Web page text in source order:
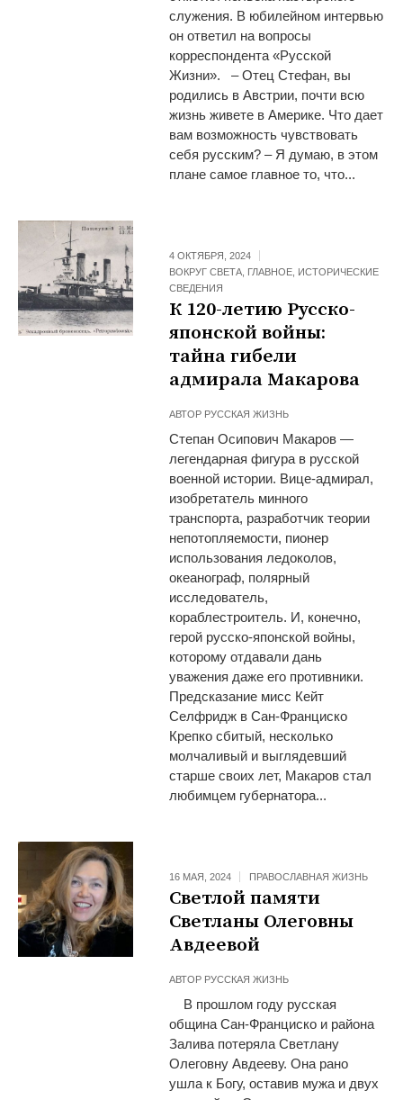
служения. В юбилейном интервью
он ответил на вопросы
корреспондента «Русской
Жизни». – Отец Стефан, вы
родились в Австрии, почти всю
жизнь живете в Америке. Что дает
вам возможность чувствовать
себя русским? – Я думаю, в этом
плане самое главное то, что...
4 ОКТЯБРЯ, 2024
ВОКРУГ СВЕТА ГЛАВНОЕ ИСТОРИЧЕСКИЕ
СВЕДЕНИЯ
К 120-летию Русско-
японской войны:
тайна гибели
адмирала Макарова
АВТОР РУССКАЯ ЖИЗНЬ
Степан Осипович Макаров —
легендарная фигура в русской
военной истории. Вице-адмирал,
изобретатель минного
транспорта, разработчик теории
непотопляемости, пионер
использования ледоколов,
океанограф, полярный
исследователь,
кораблестроитель. И, конечно,
герой русско-японской войны,
которому отдавали дань
уважения даже его противники.
Предсказание мисс Кейт
Селфридж в Сан-Франциско
Крепко сбитый, несколько
молчаливый и выглядевший
старше своих лет, Макаров стал
любимцем губернатора...
16 МАЯ, 2024 ПРАВОСЛАВНАЯ ЖИЗНЬ
Светлой памяти
Светланы Олеговны
Авдеевой
АВТОР РУССКАЯ ЖИЗНЬ
В прошлом году русская
община Сан-Франциско и района
Залива потеряла Светлану
Олеговну Авдееву. Она рано
ушла к Богу, оставив мужа и двух